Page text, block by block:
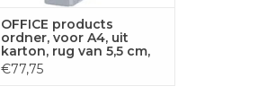
OFFICE products
ordner, voor A4, uit
karton, rug van 5,5 cm,
grijs
€77,75